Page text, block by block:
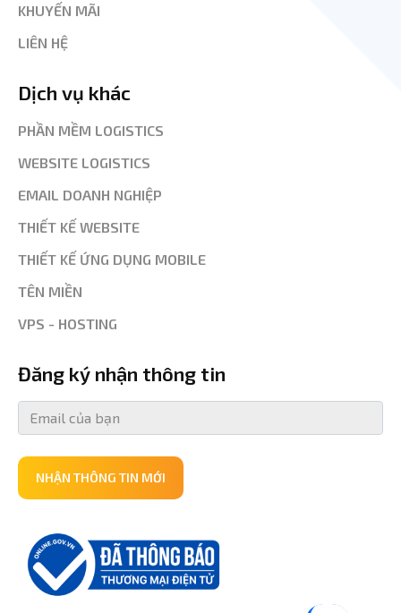
KHUYẾN MÃI
LIÊN HỆ
Dịch vụ khác
PHẦN MỀM LOGISTICS
WEBSITE LOGISTICS
EMAIL DOANH NGHIỆP
THIẾT KẾ WEBSITE
THIẾT KẾ ỨNG DỤNG MOBILE
TÊN MIỀN
VPS - HOSTING
Đăng ký nhận thông tin
NHẬN THÔNG TIN MỚI